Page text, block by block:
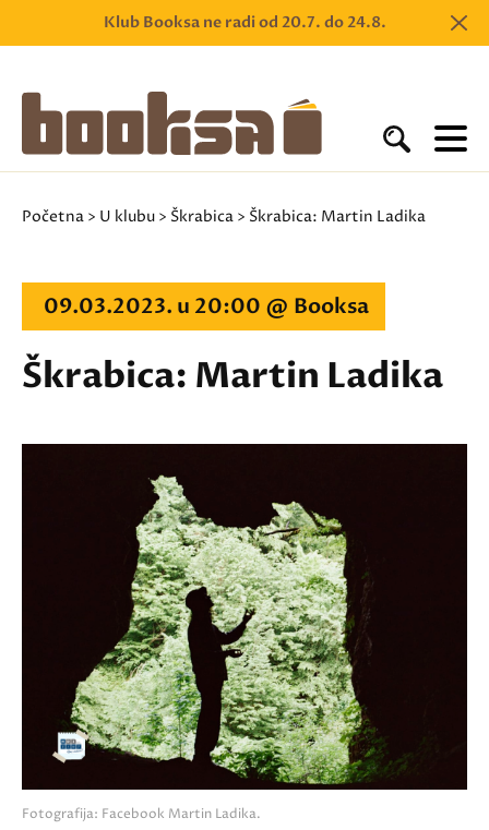
Klub Booksa ne radi od 20.7. do 24.8.
Početna > U klubu > Škrabica > Škrabica: Martin Ladika
09.03.2023. u 20:00 @ Booksa
Škrabica: Martin Ladika
Fotografija: Facebook Martin Ladika.